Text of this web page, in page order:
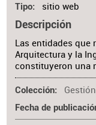
Tipo sitio web
Descripción
Las entidades que
Arquitectura y la
constituyeron una
Colección Gestión
Fecha de